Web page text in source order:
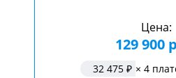
Цена:
129 900
32 475 ₽ × 4